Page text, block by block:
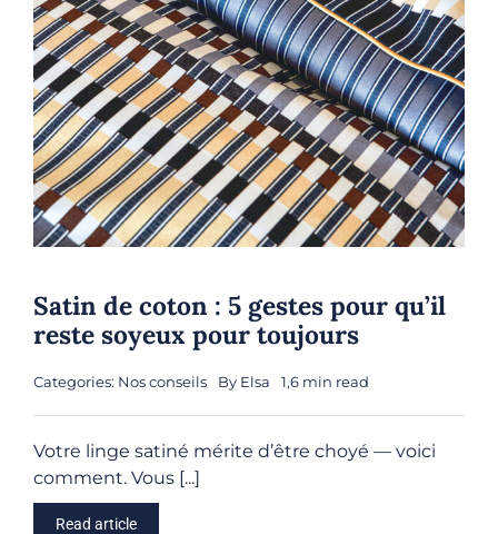
Satin de coton : 5 gestes pour qu’il
reste soyeux pour toujours
Categories: Nos conseils By Elsa 1,6 min read
Votre linge satiné mérite d’être choyé — voici
comment. Vous [...]
Read article